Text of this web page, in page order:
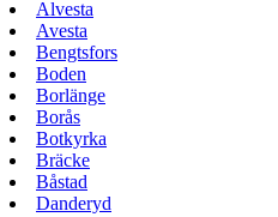
Alvesta
Avesta
Bengtsfors
Boden
Borlänge
Borås
Botkyrka
Bräcke
Båstad
Danderyd